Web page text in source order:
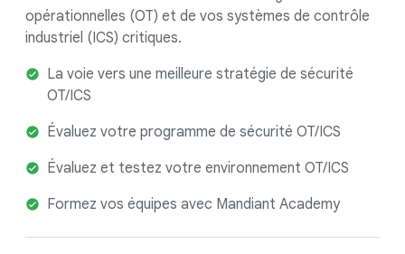
opérationnelles (OT) et de vos systèmes de contrôle
industriel (ICS) critiques.
La voie vers une meilleure stratégie de sécurité
OT/ICS
Évaluez votre programme de sécurité OT/ICS
Évaluez et testez votre environnement OT/ICS
Formez vos équipes avec Mandiant Academy